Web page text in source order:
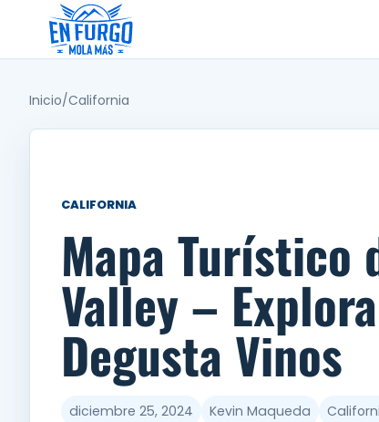
contenido
Inicio/California
CALIFORNIA
Mapa Turístico
Valley –
Degusta Vinos
diciembre 25, 2024 Kevin Maqueda